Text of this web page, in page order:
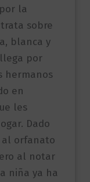
la
sobre
blanca y
por
hermanos
en
les
Dado
al orfanato
al notar
niña ya ha